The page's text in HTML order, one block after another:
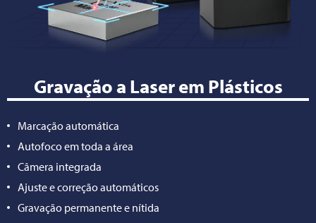
Gravação a Laser em Plásticos
Marcação automática
Autofoco em toda a área
Câmera integrada
Ajuste e correção automáticos
Gravação permanente e nítida